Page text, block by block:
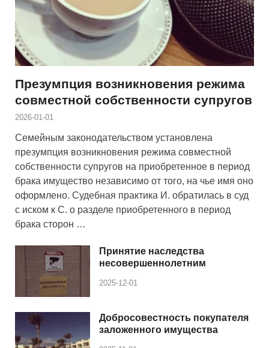
Презумпция возникновения режима
совместной собственности супругов
2026-01-01
Семейным законодательством установлена
презумпция возникновения режима совместной
собственности супругов на приобретенное в период
брака имущество независимо от того, на чье имя оно
оформлено. Судебная практика И. обратилась в суд
с иском к С. о разделе приобретенного в период
брака сторон …
Принятие наследства
несовершеннолетним
2025-12-01
Добросовестность покупателя
заложенного имущества